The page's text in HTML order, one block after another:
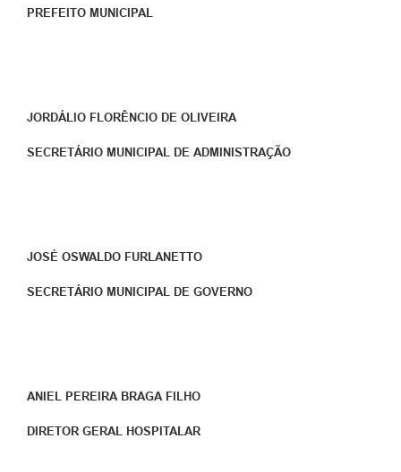
PREFEITO MUNICIPAL
JORDÁLIO FLORÊNCIO DE OLIVEIRA
SECRETÁRIO MUNICIPAL DE ADMINISTRAÇÃO
JOSÉ OSWALDO FURLANETTO
SECRETÁRIO MUNICIPAL DE GOVERNO
ANIEL PEREIRA BRAGA FILHO
DIRETOR GERAL HOSPITALAR